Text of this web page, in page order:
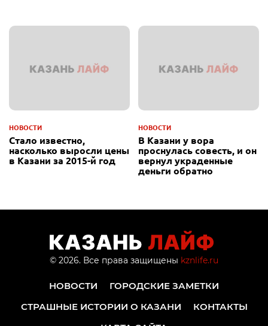
НОВОСТИ
Стало известно,
насколько выросли цены
в Казани за 2015-й год
НОВОСТИ
В Казани у вора
проснулась совесть, и он
вернул украденные
деньги обратно
© 2026. Все права защищены kznlife.ru
НОВОСТИ
ГОРОДСКИЕ ЗАМЕТКИ
СТРАШНЫЕ ИСТОРИИ О КАЗАНИ
КОНТАКТЫ